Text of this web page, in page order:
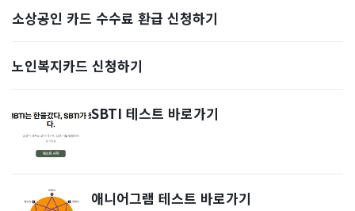
소상공인 카드 수수료 환급 신청하기
노인복지카드 신청하기
SBTI 테스트 바로가기
애니어그램 테스트 바로가기